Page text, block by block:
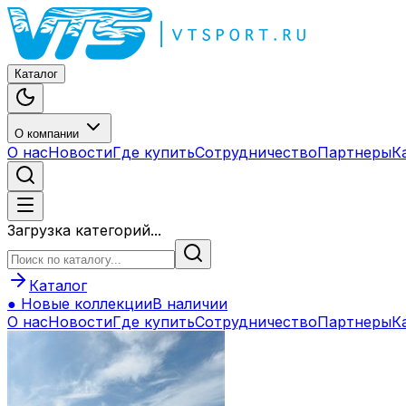
Каталог
О компании
О насНовостиГде купитьСотрудничествоПартнеры
Загрузка категорий...
Каталог
● Новые коллекцииВ наличии
О насНовостиГде купитьСотрудничествоПартнеры